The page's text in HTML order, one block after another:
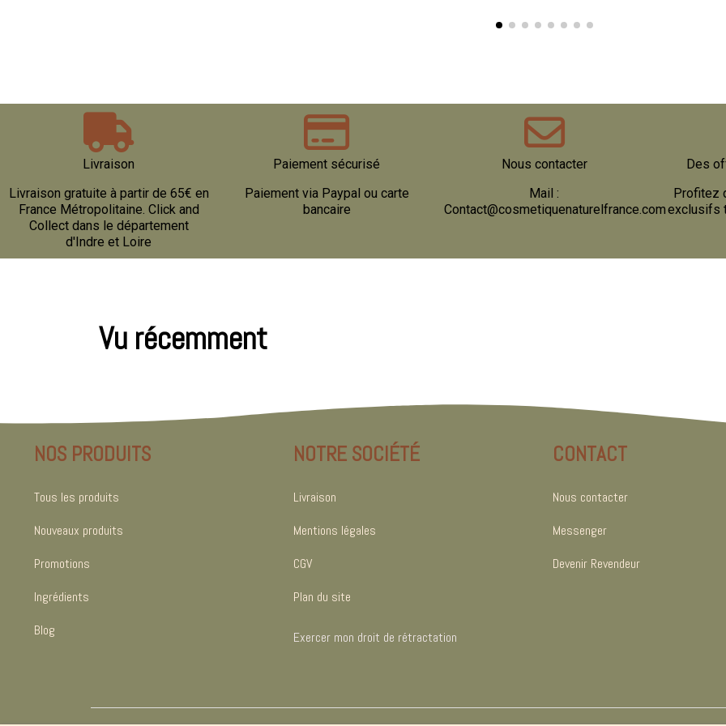
BULGARIE 🌿 SAFE ET NATUREL
Livraison
Livraison gratuite à partir de 65€ en
France Métropolitaine. Click and
Collect dans le département
d'Indre et Loire
Paiement sécurisé
Paiement via Paypal ou carte
bancaire
Nous contacter
Mail :
Contact@cosmetiquenaturelfrance.com
Des
Profitez
exclusifs
Vu récemment
NOS PRODUITS
Tous les produits
Nouveaux produits
Promotions
Ingrédients
Blog
NOTRE SOCIÉTÉ
Livraison
Mentions légales
CGV
Plan du site
Exercer mon droit de rétractation
CONTACT
Nous contacter
Messenger
Devenir Revendeur